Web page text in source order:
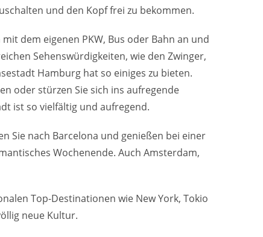
und den Kopf frei zu bekommen.
dem eigenen PKW, Bus oder Bahn an und
Sehenswürdigkeiten, wie den Zwinger,
Hamburg hat so einiges zu bieten.
oder stürzen Sie sich ins aufregende
ist so vielfältig und aufregend.
Sie nach Barcelona und genießen bei einer
Wochenende. Auch Amsterdam,
Top-Destinationen wie New York, Tokio
neue Kultur.